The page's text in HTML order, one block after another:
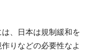
、日本は規制緩和を
りなどの必要性なよ